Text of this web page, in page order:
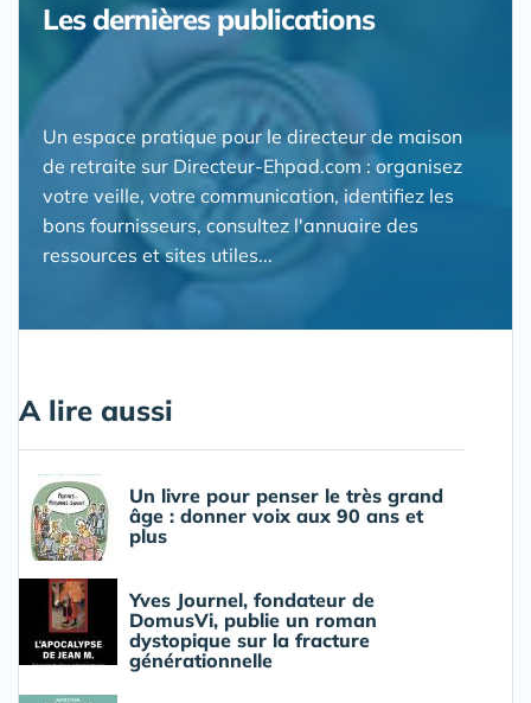
Les dernières publications
Un espace pratique pour le directeur de maison
de retraite sur Directeur-Ehpad.com : organisez
votre veille, votre communication, identifiez les
bons fournisseurs, consultez l'annuaire des
ressources et sites utiles...
A lire aussi
Un livre pour penser le très grand
âge : donner voix aux 90 ans et
plus
Yves Journel, fondateur de
DomusVi, publie un roman
dystopique sur la fracture
générationnelle